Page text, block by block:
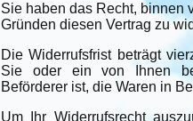
Sie haben das Recht, binnen
Gründen diesen Vertrag zu
Die Widerrufsfrist beträgt
Sie oder ein von Ihnen
Beförderer ist, die Waren in
Um Ihr Widerrufsrecht